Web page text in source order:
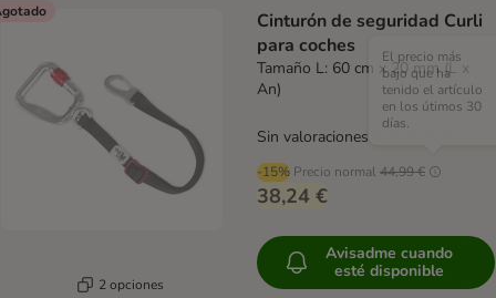
2 opciones
Cinturón de seguridad Curli
para coches
Tamaño L: 60 cm x 20 mm (L x
An)
-15% Precio normal 44,99 €
El precio más
bajo que ha
tenido el artículo
en los útimos 30
días.
38,24 €
Sin valoraciones
Avisadme cuando
esté disponible